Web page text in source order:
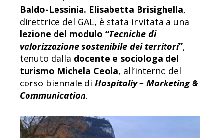
Baldo-Lessinia. Elisabetta Brisighella,
direttrice del GAL, è stata invitata a una
lezione del modulo “Tecniche di
valorizzazione sostenibile dei territori”,
tenuto dalla docente e sociologa del
turismo Michela Ceola, all’interno del
corso biennale di Hospitaliy – Marketing &
Communication.